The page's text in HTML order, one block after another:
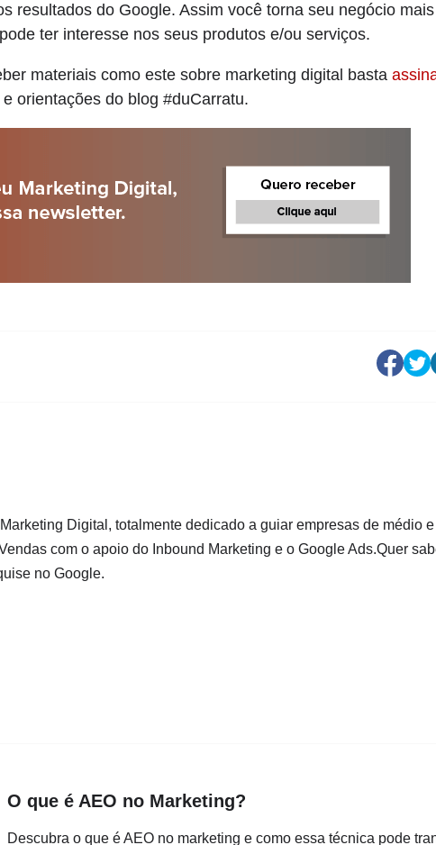
resultados do Google. Assim você torna seu negócio
ter interesse nos seus produtos e/ou serviços.
materiais como este sobre marketing digital basta
orientações do blog #duCarratu.
Digital, totalmente dedicado a guiar empresas de médio
com o apoio do Inbound Marketing e o Google Ads.Quer
no Google.
O que é AEO no Marketing?
Descubra o que é AEO no marketing e como essa técnica pode